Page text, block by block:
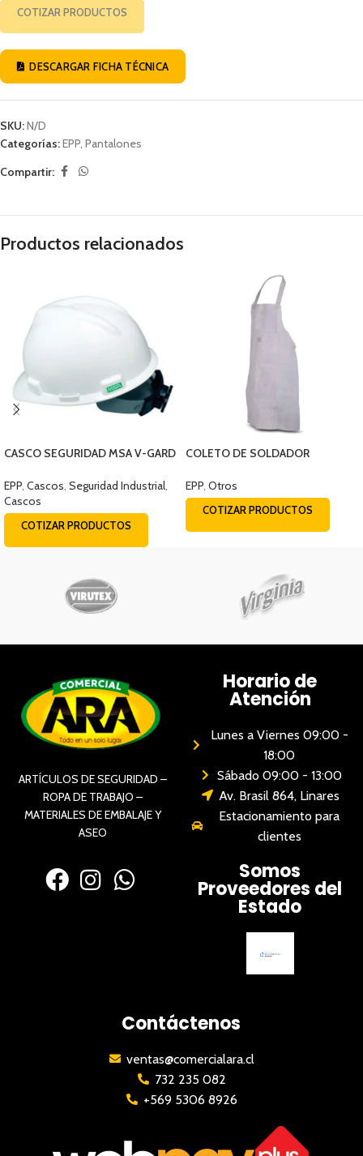
COTIZAR PRODUCTOS
DESCARGAR FICHA TÉCNICA
SKU:N/D
Categorías:EPP, Pantalones
Compartir:
Productos relacionados
CASCO SEGURIDAD MSA V-GARD
EPP Cascos Seguridad Industrial
Cascos
COTIZAR PRODUCTOS
COLETO DE SOLDADOR
EPP Otros
COTIZAR PRODUCTOS
ARTÍCULOS DE SEGURIDAD –
ROPA DE TRABAJO –
MATERIALES DE EMBALAJE Y
ASEO
Horario de
Atención
Lunes a Viernes 09:00 -
18:00
Sábado 09:00 - 13:00
Av. Brasil 864, Linares
Estacionamiento para
clientes
Somos
Proveedores del
Estado
Contáctenos
ventas@comercialara.cl
732 235 082
+569 5306 8926